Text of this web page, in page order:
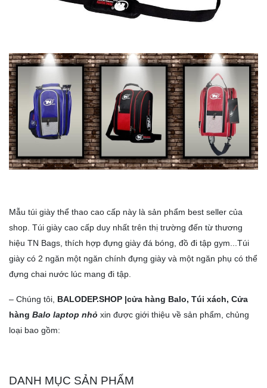
Mẫu túi giày thể thao cao cấp này là sản phẩm best seller của
shop. Túi giày cao cấp duy nhất trên thị trường đến từ thương
hiệu TN Bags, thích hợp đựng giày đá bóng, đồ đi tập gym...Túi
giày có 2 ngăn một ngăn chính đựng giày và một ngăn phụ có thể
đựng chai nước lúc mang đi tập.
– Chúng tôi, BALODEP.SHOP |cửa hàng Balo, Túi xách, Cửa
hàng Balo laptop nhỏ xin được giới thiệu về sản phẩm, chủng
loại bao gồm:
DANH MỤC SẢN PHẨM